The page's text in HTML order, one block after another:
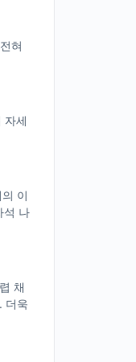
혀
자세
이
석 나
채
더욱